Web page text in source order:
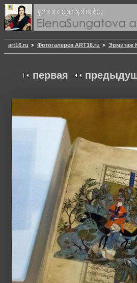
art16.ru Фотогалерея ART16.ru Эрмитаж
первая